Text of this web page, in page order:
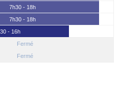
7h30 - 18h
7h30 - 18h
- 16h
Fermé
Fermé